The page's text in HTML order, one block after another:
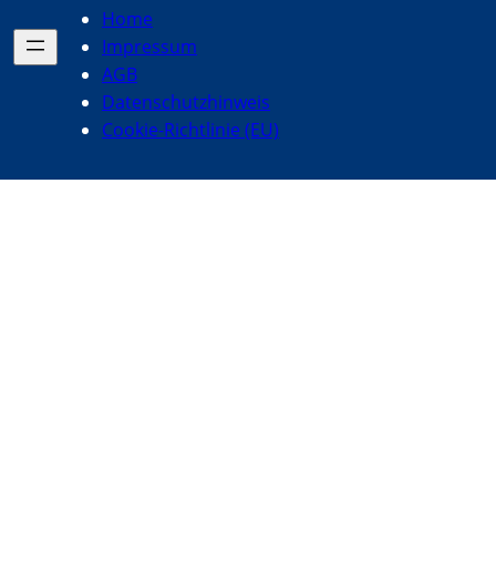
Home
Impressum
AGB
Datenschutzhinweis
Cookie-Richtlinie (EU)